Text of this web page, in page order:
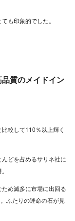
も印象的でした。
品質のメイドイン
較して110％以上輝く
どを占めるサリネ社に
め滅多に市場に出回る
ふたりの運命の石が見